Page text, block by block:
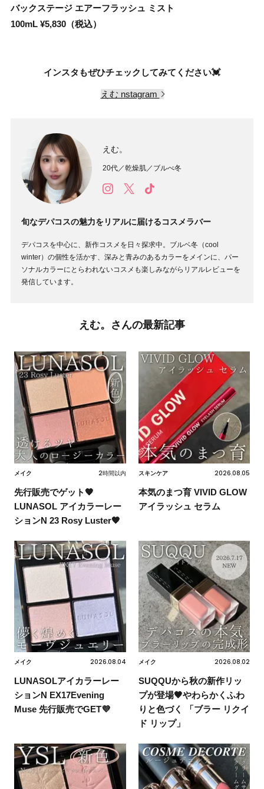
バックステージ エアーフラッシュ ミスト
100mL ¥5,830（税込）
インスタもぜひチェックしてみてください💓
えむ nstagram
えむ。
20代／乾燥肌／ブルべ冬
旬なデパコスの魅力をリアルに届けるコスメラバー
デパコスを中心に、新作コスメを日々探求中。ブルベ冬（cool
winter）の個性を活かす、深みと青みのあるカラーをメインに、パー
ソナルカラーにとらわれないコスメも楽しみながらリアルレビューを
発信しています。
えむ。さんの最新記事
メイク 2時間以内
先行販売でゲット🧡
LUNASOL アイカラーレー
ションN 23 Rosy Luster🧡
スキンケア 2026.08.05
本気のまつ育 VIVID GLOW
アイラッシュ セラム
メイク 2026.08.04
LUNASOLアイカラーレー
ションN EX17Evening
Muse 先行販売でGET💜
メイク 2026.08.02
SUQQUから秋の新作リッ
プが登場🤎やわらかくふわ
りと色づく 「ブラー リクイ
ド リップ」